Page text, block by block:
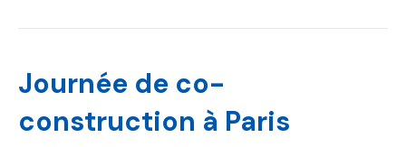
Journée de co-
construction à Paris